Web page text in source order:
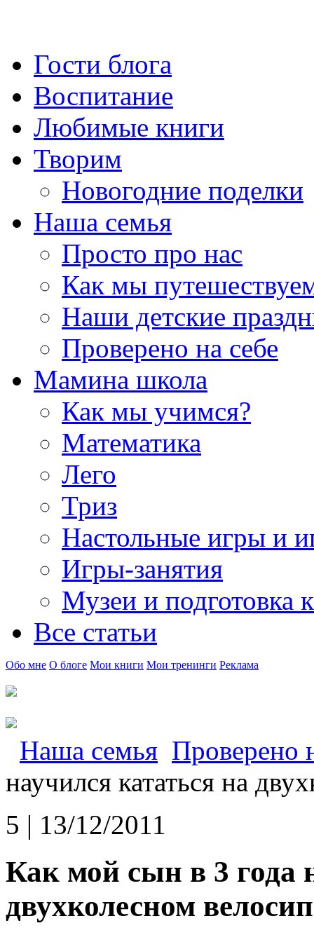
Гости блога
Воспитание
Любимые книги
Творим
Новогодние поделки
Наша семья
Просто про нас
Как мы
Наши детские
Проверено на себе
Мамина школа
Как мы учимся?
Математика
Лего
Триз
Настольные игры и
Игры-занятия
Музеи и подготовка
Все статьи
Обо мне О блоге Мои книги Мои тренинги Реклама
Наша семья Проверено
научился кататься на
5 | 13/12/2011
Как мой сын в 3 года
двухколесном